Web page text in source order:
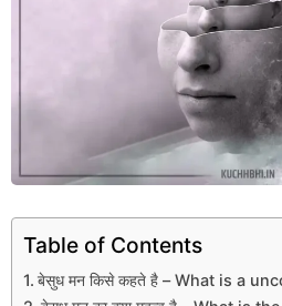
Table of Contents
बेसुध मन किसे कहते है – What is a